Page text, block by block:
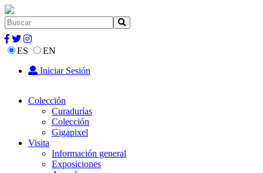
ES
EN
Iniciar Sesión
Colección
Curadurías
Colección
Gigapixel
Visita
Información general
Exposiciones